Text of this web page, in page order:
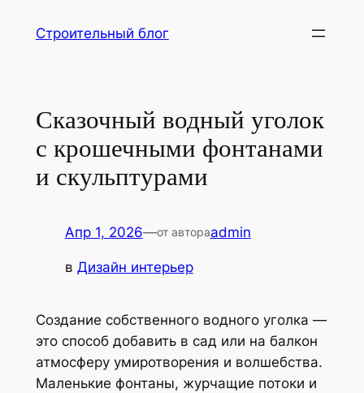
Строительный блог
Сказочный водный уголок
с крошечными фонтанами
и скульптурами
Апр 1, 2026—от автораadmin
в Дизайн интерьер
Создание собственного водного уголка —
это способ добавить в сад или на балкон
атмосферу умиротворения и волшебства.
Маленькие фонтаны, журчащие потоки и